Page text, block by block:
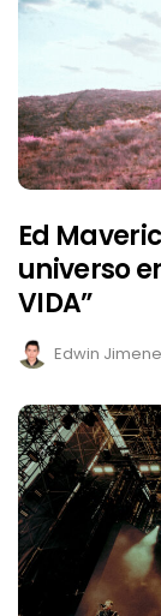
Ed
universo en
VIDA”
Edwin